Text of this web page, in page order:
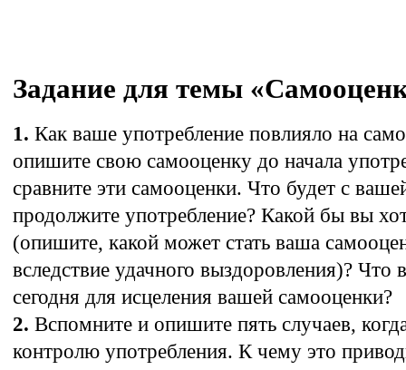
Задание для темы
1. Как ваше употребление повлияло на
опишите свою самооценку до начала
сравните эти самооценки. Что будет с
продолжите употребление? Какой бы вы
(опишите, какой может стать ваша
вследствие удачного выздоровления)? Что
сегодня для исцеления вашей самооценки?
2. Вспомните и опишите пять случаев,
контролю употребления. К чему это